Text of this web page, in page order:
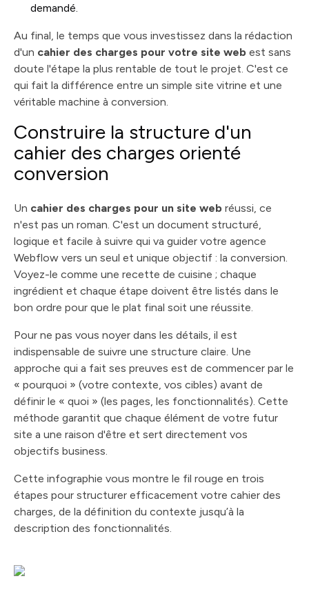
demandé.
Au final, le temps que vous investissez dans la rédaction
d'un cahier des charges pour votre site web est sans
doute l'étape la plus rentable de tout le projet. C'est ce
qui fait la différence entre un simple site vitrine et une
véritable machine à conversion.
Construire la structure d'un
cahier des charges orienté
conversion
Un cahier des charges pour un site web réussi, ce
n'est pas un roman. C'est un document structuré,
logique et facile à suivre qui va guider votre agence
Webflow vers un seul et unique objectif : la conversion.
Voyez-le comme une recette de cuisine ; chaque
ingrédient et chaque étape doivent être listés dans le
bon ordre pour que le plat final soit une réussite.
Pour ne pas vous noyer dans les détails, il est
indispensable de suivre une structure claire. Une
approche qui a fait ses preuves est de commencer par le
« pourquoi » (votre contexte, vos cibles) avant de
définir le « quoi » (les pages, les fonctionnalités). Cette
méthode garantit que chaque élément de votre futur
site a une raison d'être et sert directement vos
objectifs business.
Cette infographie vous montre le fil rouge en trois
étapes pour structurer efficacement votre cahier des
charges, de la définition du contexte jusqu’à la
description des fonctionnalités.